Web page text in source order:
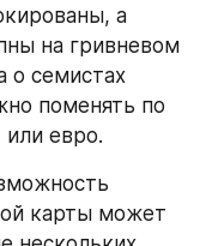
а
на гривневом
о семистах
поменять по
евро.
карты может